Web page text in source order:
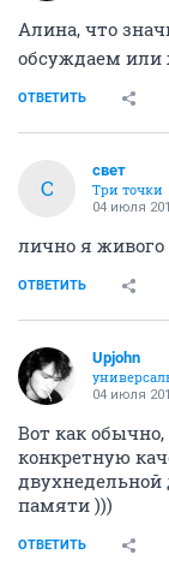
Алина, что
обсуждаем или
ОТВЕТИТЬ
С
свет
Три точки
04 июля
лично я живого
ОТВЕТИТЬ
Upjohn
04 июля
Вот как обычно,
конкретную
двухнедельной
памяти )))
ОТВЕТИТЬ